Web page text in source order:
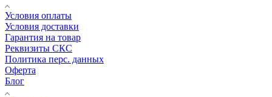
Условия оплаты
Условия доставки
Гарантия на товар
Реквизиты СКС
Политика перс. данных
Оферта
Блог